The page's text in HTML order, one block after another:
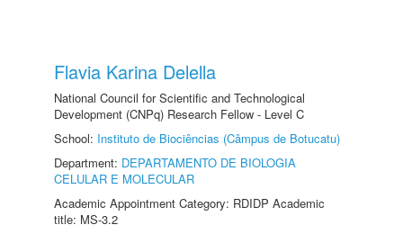
Flavia Karina Delella
National Council for Scientific and Technological
Development (CNPq) Research Fellow - Level C
School: Instituto de Biociências (Câmpus de Botucatu)
Department: DEPARTAMENTO DE BIOLOGIA
CELULAR E MOLECULAR
Academic Appointment Category: RDIDP Academic
title: MS-3.2